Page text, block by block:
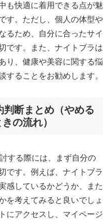
も快適に着用できる点が魅
す。ただし、個人の体型や
るため、自分に合ったサイ
です。また、ナイトブラは
り、健康や美容に関する悩
することをお勧めします。
断まとめ（やめる
の流れ）
する際には、まず自分の
です。例えば、ナイトブラ
感しているかどうか、また
を考えてみると良いでしょ
にアクセスし、マイページ